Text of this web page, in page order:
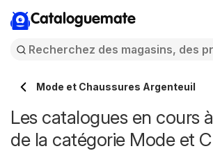
Cataloguemate
Mode et Chaussures Argenteuil
Les catalogues en cours
de la catégorie Mode et